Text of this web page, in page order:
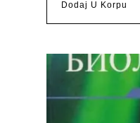
Dodaj U Korpu